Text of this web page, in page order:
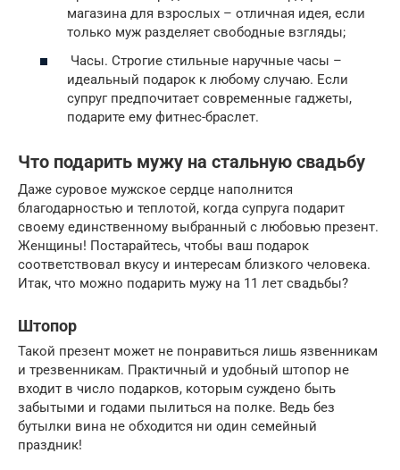
магазина для взрослых – отличная идея, если
только муж разделяет свободные взгляды;
Часы. Строгие стильные наручные часы –
идеальный подарок к любому случаю. Если
супруг предпочитает современные гаджеты,
подарите ему фитнес-браслет.
Что подарить мужу на стальную свадьбу
Даже суровое мужское сердце наполнится
благодарностью и теплотой, когда супруга подарит
своему единственному выбранный с любовью презент.
Женщины! Постарайтесь, чтобы ваш подарок
соответствовал вкусу и интересам близкого человека.
Итак, что можно подарить мужу на 11 лет свадьбы?
Штопор
Такой презент может не понравиться лишь язвенникам
и трезвенникам. Практичный и удобный штопор не
входит в число подарков, которым суждено быть
забытыми и годами пылиться на полке. Ведь без
бутылки вина не обходится ни один семейный
праздник!